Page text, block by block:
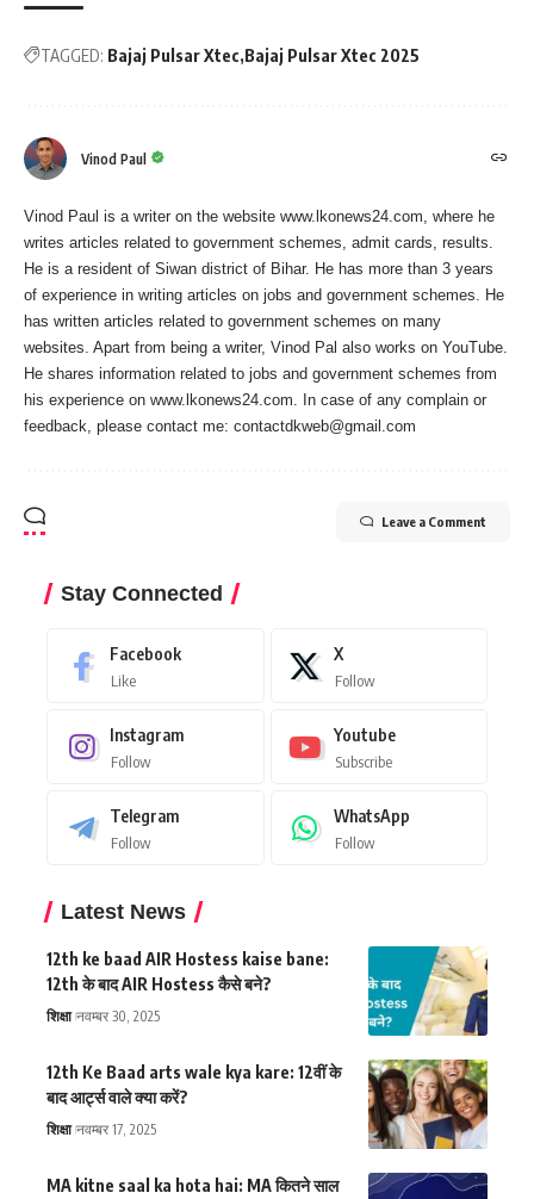
TAGGED: Bajaj Pulsar Xtec Bajaj Pulsar Xtec 2025
Vinod Paul
Vinod Paul is a writer on the website www.lkonews24.com, where he
writes articles related to government schemes, admit cards, results.
He is a resident of Siwan district of Bihar. He has more than 3 years
of experience in writing articles on jobs and government schemes. He
has written articles related to government schemes on many
websites. Apart from being a writer, Vinod Pal also works on YouTube.
He shares information related to jobs and government schemes from
his experience on www.lkonews24.com. In case of any complain or
feedback, please contact me: contactdkweb@gmail.com
Leave a Comment
Stay Connected
Facebook
Like
X
Follow
Instagram
Follow
Youtube
Subscribe
Telegram
Follow
WhatsApp
Follow
Latest News
12th ke baad AIR Hostess kaise bane:
12th के बाद AIR Hostess कैसे बने?
शिक्षा नवम्बर 30, 2025
12th Ke Baad arts wale kya kare: 12वीं के
बाद आर्ट्स वाले क्या करें?
शिक्षा नवम्बर 17, 2025
MA kitne saal ka hota hai: MA कितने साल